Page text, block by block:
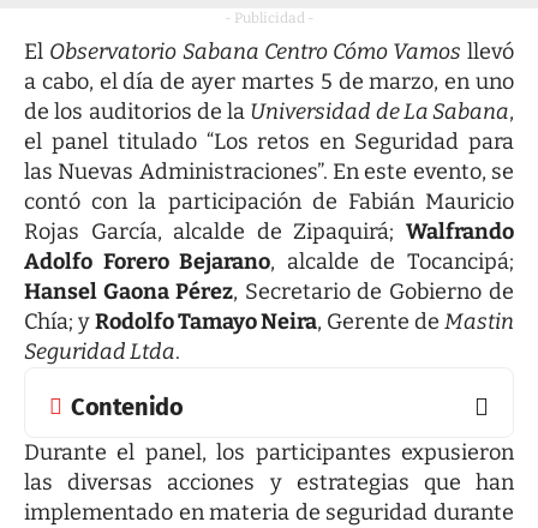
- Publicidad -
El Observatorio Sabana Centro Cómo Vamos llevó
a cabo, el día de ayer martes 5 de marzo, en uno
de los auditorios de la Universidad de La Sabana,
el panel titulado “Los retos en Seguridad para
las Nuevas Administraciones”. En este evento, se
contó con la participación de Fabián Mauricio
Rojas García, alcalde de Zipaquirá; Walfrando
Adolfo Forero Bejarano, alcalde de Tocancipá;
Hansel Gaona Pérez, Secretario de Gobierno de
Chía; yRodolfo Tamayo Neira, Gerente de Mastin
Seguridad Ltda.
Contenido
Durante el panel, los participantes expusieron
las diversas acciones y estrategias que han
implementado en materia de seguridad durante